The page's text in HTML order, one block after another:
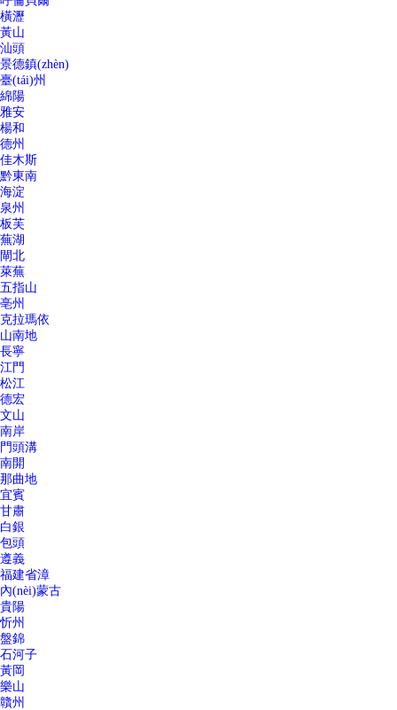
橫瀝
黃山
汕頭
景德鎮(zhèn)
臺(tái)州
綿陽
雅安
楊和
德州
佳木斯
黔東南
海淀
泉州
板芙
蕪湖
閘北
萊蕪
五指山
亳州
克拉瑪依
山南地
長寧
江門
松江
德宏
文山
南岸
門頭溝
南開
那曲地
宜賓
甘肅
白銀
包頭
遵義
福建省漳
內(nèi)蒙古
貴陽
忻州
盤錦
石河子
黃岡
樂山
贛州